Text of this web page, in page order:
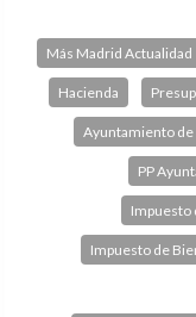
Más Madrid Actualidad
Hacienda
Ayuntamiento
PP
Impuesto
Impuesto de